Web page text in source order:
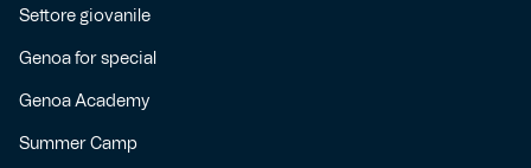
Settore giovanile
Genoa for special
Genoa Academy
Summer Camp